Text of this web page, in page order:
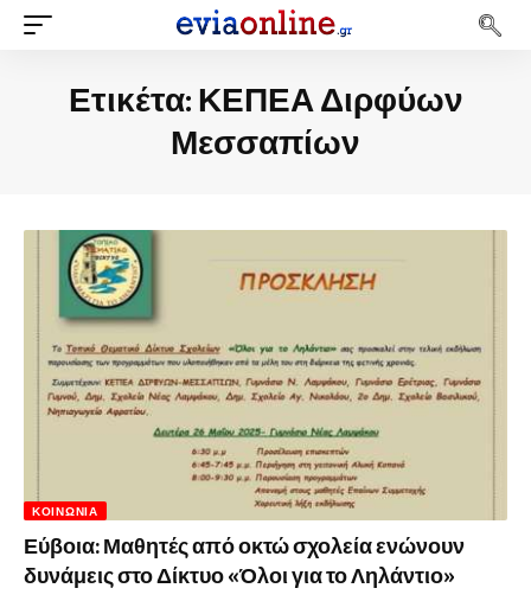
Ετικέτα: ΚΕΠΕΑ Διρφύων
Μεσσαπίων
ΚΟΙΝΩΝΊΑ
Εύβοια: Μαθητές από οκτώ σχολεία ενώνουν
δυνάμεις στο Δίκτυο «Όλοι για το Ληλάντιο»